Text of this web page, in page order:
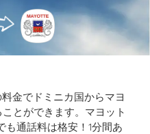
金でドミニカ国からマヨ
とができます。 マヨット
も通話料は格安！1分間あ